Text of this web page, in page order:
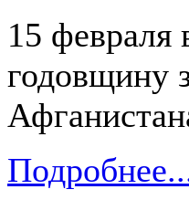
15 февраля
годовщину